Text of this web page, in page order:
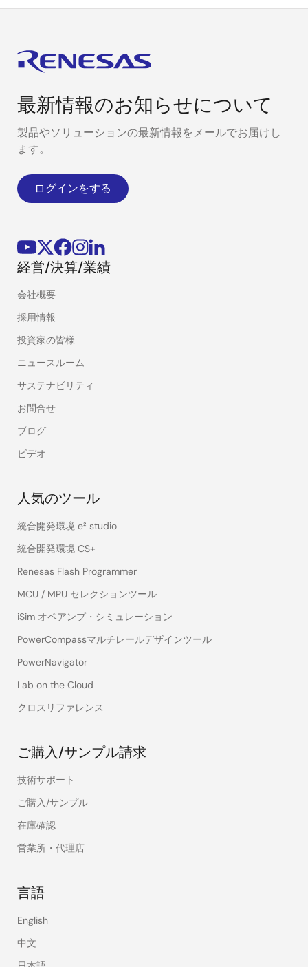
最新情報のお知らせについて
製品やソリューションの最新情報をメールでお届けし
ます。
ログインをする
経営/決算/業績
会社概要
採用情報
投資家の皆様
ニュースルーム
サステナビリティ
お問合せ
ブログ
ビデオ
人気のツール
統合開発環境 e² studio
統合開発環境 CS+
Renesas Flash Programmer
MCU / MPU セレクションツール
iSim オペアンプ・シミュレーション
PowerCompassマルチレールデザインツール
PowerNavigator
Lab on the Cloud
クロスリファレンス
ご購入/サンプル請求
技術サポート
ご購入/サンプル
在庫確認
営業所・代理店
言語
English
中文